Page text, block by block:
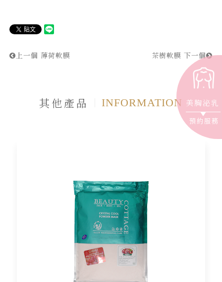
上一個 薄荷軟膜 茶樹軟膜下一個
其他產品 INFORMATION 美胸泌乳
預約服務